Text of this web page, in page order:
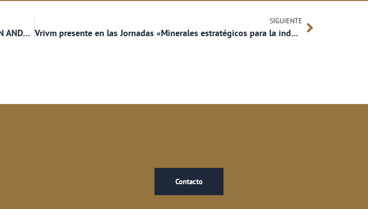
NOVEDADES EN EL RÉGIMEN URBANÍSTICO DE LA MINERÍA EN ANDALUCÍA
SIGUIENTE
Vrivm presente en las Jornadas «Minerales estratégicos para la industria gallega»
Contacto